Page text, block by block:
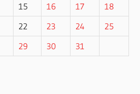
15 16 17
18
22 23 24
25
29 30 31